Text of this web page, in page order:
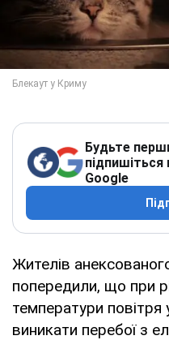
Будьте
підпишіться
Google
Жителів
попередили, що при
температури повітря
виникати перебої з